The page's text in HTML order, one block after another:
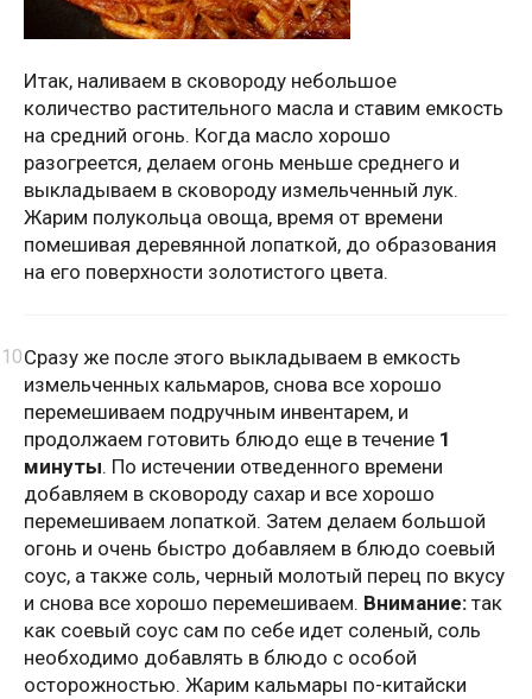
Итак, наливаем в сковороду небольшое
количество растительного масла и ставим емкость
на средний огонь. Когда масло хорошо
разогреется, делаем огонь меньше среднего и
выкладываем в сковороду измельченный лук.
Жарим полукольца овоща, время от времени
помешивая деревянной лопаткой, до образования
на его поверхности золотистого цвета.
Сразу же после этого выкладываем в емкость
измельченных кальмаров, снова все хорошо
перемешиваем подручным инвентарем, и
продолжаем готовить блюдо еще в течение 1
минуты. По истечении отведенного времени
добавляем в сковороду сахар и все хорошо
перемешиваем лопаткой. Затем делаем большой
огонь и очень быстро добавляем в блюдо соевый
соус, а также соль, черный молотый перец по вкусу
и снова все хорошо перемешиваем. Внимание: так
как соевый соус сам по себе идет соленый, соль
необходимо добавлять в блюдо с особой
осторожностью. Жарим кальмары по-китайски